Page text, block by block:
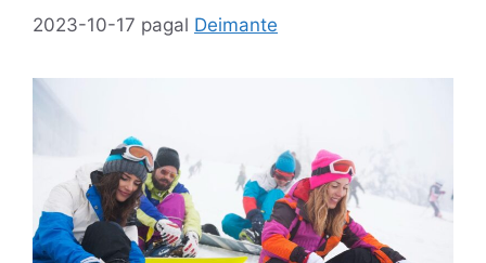
2023-10-17 pagal Deimante